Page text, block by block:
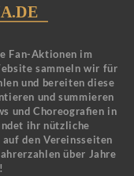
Fan-Aktionen im
sammeln wir für
und bereiten diese
und summieren
und Choreografien in
ihr nützliche
den Vereinsseiten
über Jahre